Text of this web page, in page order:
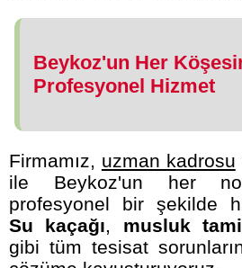
Beykoz'un Her
Profesyonel Hizmet
Firmamız, uzman kadrosu
ile Beykoz'un her
profesyonel bir şekilde
Su kaçağı, musluk
gibi tüm tesisat